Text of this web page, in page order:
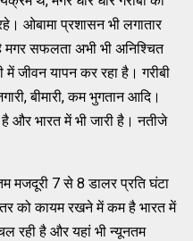
ओबामा प्रशासन भी लगातार
मगर सफलता अभी भी अनिश्‍चित
जीवन यापन कर रहा है। गरीबी
बीमारी, कम भुगतान आदि।
है और भारत में भी जारी है। नतीजे
मजदूरी 7 से 8 डालर प्रति घंटा
को कायम रखने में कम है भारत में
रही है और यहां भी न्‍यूनतम